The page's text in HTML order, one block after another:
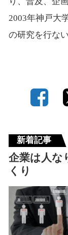
2003年神戸大
の研究を行な
新着記事
企業は人な
くり